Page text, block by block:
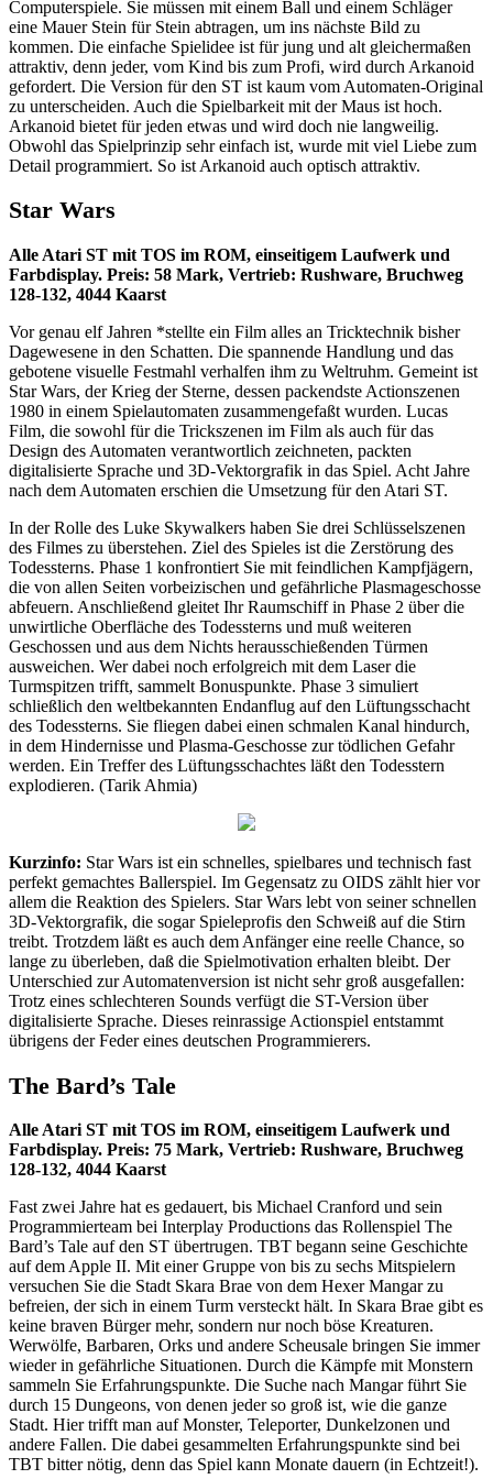
Computerspiele. Sie müssen mit einem Ball und einem Schläger
eine Mauer Stein für Stein abtragen, um ins nächste Bild zu
kommen. Die einfache Spielidee ist für jung und alt gleichermaßen
attraktiv, denn jeder, vom Kind bis zum Profi, wird durch Arkanoid
gefordert. Die Version für den ST ist kaum vom Automaten-Original
zu unterscheiden. Auch die Spielbarkeit mit der Maus ist hoch.
Arkanoid bietet für jeden etwas und wird doch nie langweilig.
Obwohl das Spielprinzip sehr einfach ist, wurde mit viel Liebe zum
Detail programmiert. So ist Arkanoid auch optisch attraktiv.
Star Wars
Alle Atari ST mit TOS im ROM, einseitigem Laufwerk und
Farbdisplay. Preis: 58 Mark, Vertrieb: Rushware, Bruchweg
128-132, 4044 Kaarst
Vor genau elf Jahren *stellte ein Film alles an Tricktechnik bisher
Dagewesene in den Schatten. Die spannende Handlung und das
gebotene visuelle Festmahl verhalfen ihm zu Weltruhm. Gemeint ist
Star Wars, der Krieg der Sterne, dessen packendste Actionszenen
1980 in einem Spielautomaten zusammengefaßt wurden. Lucas
Film, die sowohl für die Trickszenen im Film als auch für das
Design des Automaten verantwortlich zeichneten, packten
digitalisierte Sprache und 3D-Vektorgrafik in das Spiel. Acht Jahre
nach dem Automaten erschien die Umsetzung für den Atari ST.
In der Rolle des Luke Skywalkers haben Sie drei Schlüsselszenen
des Filmes zu überstehen. Ziel des Spieles ist die Zerstörung des
Todessterns. Phase 1 konfrontiert Sie mit feindlichen Kampfjägern,
die von allen Seiten vorbeizischen und gefährliche Plasmageschosse
abfeuern. Anschließend gleitet Ihr Raumschiff in Phase 2 über die
unwirtliche Oberfläche des Todessterns und muß weiteren
Geschossen und aus dem Nichts herausschießenden Türmen
ausweichen. Wer dabei noch erfolgreich mit dem Laser die
Turmspitzen trifft, sammelt Bonuspunkte. Phase 3 simuliert
schließlich den weltbekannten Endanflug auf den Lüftungsschacht
des Todessterns. Sie fliegen dabei einen schmalen Kanal hindurch,
in dem Hindernisse und Plasma-Geschosse zur tödlichen Gefahr
werden. Ein Treffer des Lüftungsschachtes läßt den Todesstern
explodieren. (Tarik Ahmia)
Kurzinfo: Star Wars ist ein schnelles, spielbares und technisch fast
perfekt gemachtes Ballerspiel. Im Gegensatz zu OIDS zählt hier vor
allem die Reaktion des Spielers. Star Wars lebt von seiner schnellen
3D-Vektorgrafik, die sogar Spieleprofis den Schweiß auf die Stirn
treibt. Trotzdem läßt es auch dem Anfänger eine reelle Chance, so
lange zu überleben, daß die Spielmotivation erhalten bleibt. Der
Unterschied zur Automatenversion ist nicht sehr groß ausgefallen:
Trotz eines schlechteren Sounds verfügt die ST-Version über
digitalisierte Sprache. Dieses reinrassige Actionspiel entstammt
übrigens der Feder eines deutschen Programmierers.
The Bard’s Tale
Alle Atari ST mit TOS im ROM, einseitigem Laufwerk und
Farbdisplay. Preis: 75 Mark, Vertrieb: Rushware, Bruchweg
128-132, 4044 Kaarst
Fast zwei Jahre hat es gedauert, bis Michael Cranford und sein
Programmierteam bei Interplay Productions das Rollenspiel The
Bard’s Tale auf den ST übertrugen. TBT begann seine Geschichte
auf dem Apple II. Mit einer Gruppe von bis zu sechs Mitspielern
versuchen Sie die Stadt Skara Brae von dem Hexer Mangar zu
befreien, der sich in einem Turm versteckt hält. In Skara Brae gibt es
keine braven Bürger mehr, sondern nur noch böse Kreaturen.
Werwölfe, Barbaren, Orks und andere Scheusale bringen Sie immer
wieder in gefährliche Situationen. Durch die Kämpfe mit Monstern
sammeln Sie Erfahrungspunkte. Die Suche nach Mangar führt Sie
durch 15 Dungeons, von denen jeder so groß ist, wie die ganze
Stadt. Hier trifft man auf Monster, Teleporter, Dunkelzonen und
andere Fallen. Die dabei gesammelten Erfahrungspunkte sind bei
TBT bitter nötig, denn das Spiel kann Monate dauern (in Echtzeit!).